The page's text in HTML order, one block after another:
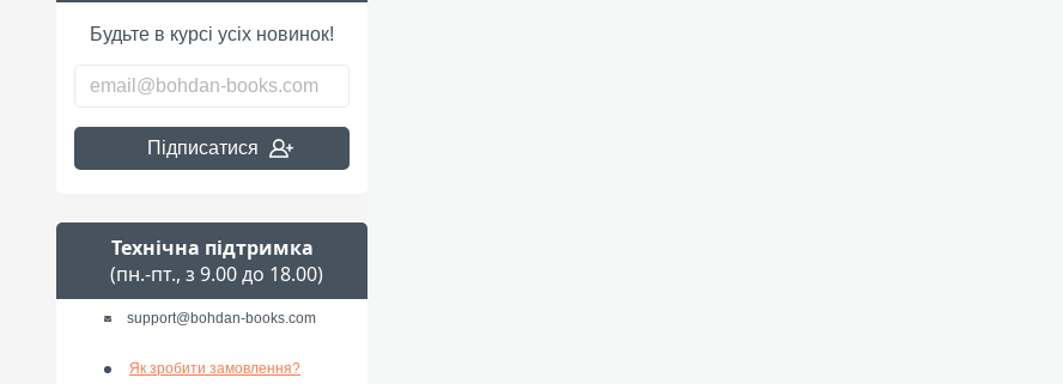
Будьте в курсі усіх новинок!
Підписатися
Технічна підтримка
(пн.-пт., з 9.00 до 18.00)
support@bohdan-books.com
Як зробити замовлення?